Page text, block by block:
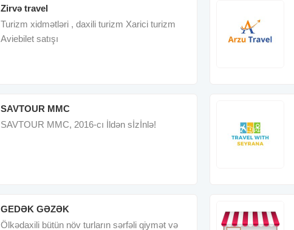
Zirvə travel
Turizm xidmətləri , daxili turizm Xarici turizm
Aviebilet satışı
SAVTOUR MMC
SAVTOUR MMC, 2016-cı İldən sİzİnlə!
GEDƏK GƏZƏK
Ölkədaxili bütün növ turların sərfəli qiymət və